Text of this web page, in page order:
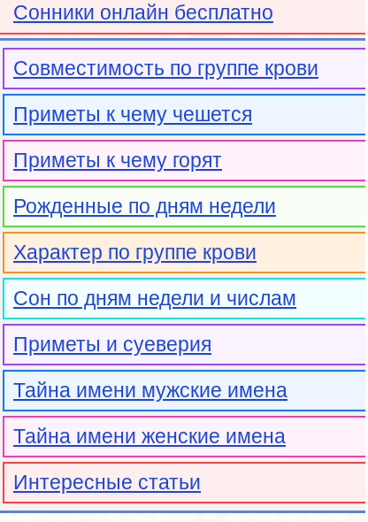
Сонники онлайн бесплатно
Совместимость по группе крови
Приметы к чему чешется
Приметы к чему горят
Рожденные по дням недели
Характер по группе крови
Сон по дням недели и числам
Приметы и суеверия
Тайна имени мужские имена
Тайна имени женские имена
Интересные статьи